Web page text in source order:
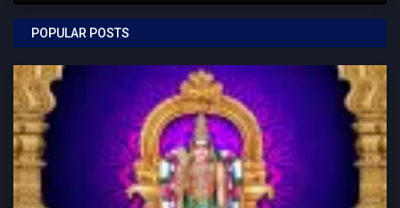
POPULAR POSTS